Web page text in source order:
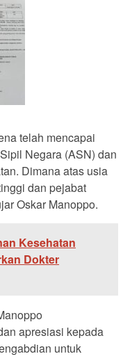
telah mencapai
Negara (ASN) dan
Dimana atas usia
dan pejabat
Oskar Manoppo.
Kesehatan
Dokter
apresiasi kepada
untuk